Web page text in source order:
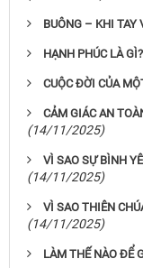
BUÔNG – KHI TAY
HẠNH PHÚC LÀ GÌ?
CUỘC ĐỜI CỦA
CẢM GIÁC AN
(14/11/2025)
VÌ SAO SỰ BÌNH
(14/11/2025)
VÌ SAO THIÊN
(14/11/2025)
LÀM THẾ NÀO ĐỂ